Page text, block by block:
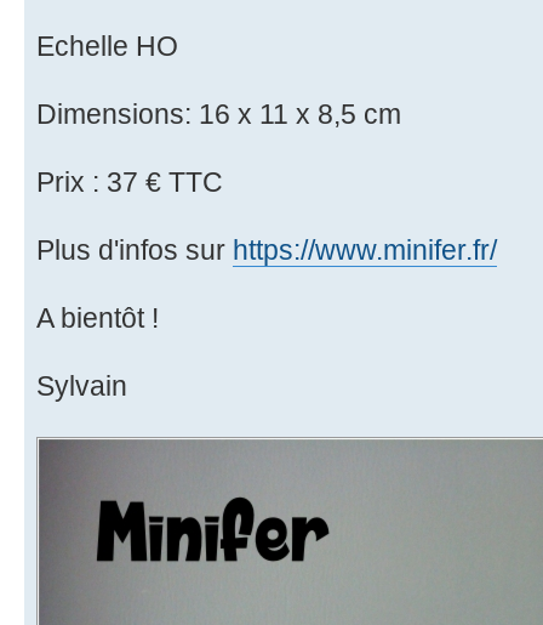
Echelle HO
Dimensions: 16 x 11 x 8,5 cm
Prix : 37 € TTC
Plus d'infos sur https://www.minifer.fr/
A bientôt !
Sylvain